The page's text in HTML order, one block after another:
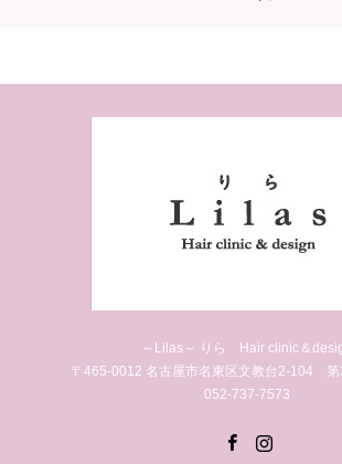
～Lilas～ りら Hair clinic＆
〒465-0012 名古屋市名東区文教台2-104 第
052-737-7573